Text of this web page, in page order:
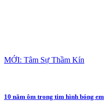
MỚI: Tâm Sự Thầm Kín
10 năm ôm trong tim hình bóng em